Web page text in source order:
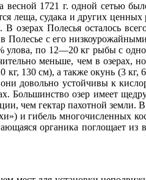
1721 г. одной сетью
леща, судака и других
озерах Полесья осталось
Полесье с его
улова, по 12—20 кг рыбы с
меньше, чем в озерах,
130 см), а также окунь (3 кг,
довольно устойчивы к
Большинство озер имеет
чем гектар пахотной земли.
и гибель многочисленных
органика поглощает